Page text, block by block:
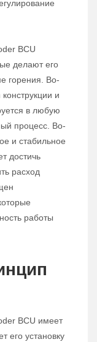
BCU
делают его
горения. Во-
и
в любую
процесс. Во-
и стабильное
достичь
расход
работы
BCU имеет
его установку